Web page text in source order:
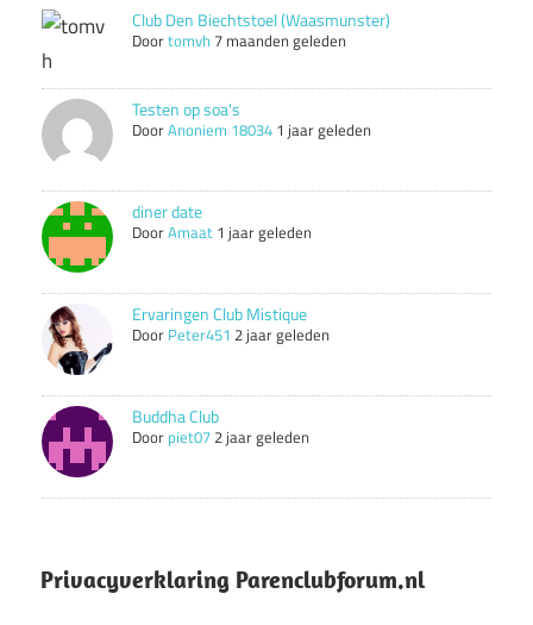
Club Den Biechtstoel (Waasmunster)
Doortomvh 7 maanden geleden
Testen op soa's
DoorAnoniem 18034 1 jaar geleden
diner date
DoorAmaat 1 jaar geleden
Ervaringen Club Mistique
Door Peter451 2 jaar geleden
Buddha Club
Door piet07 2 jaar geleden
Privacyverklaring Parenclubforum.nl